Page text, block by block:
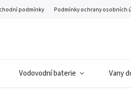
podmínky Podmínky ochrany osobních
Vodovodní baterie Vany